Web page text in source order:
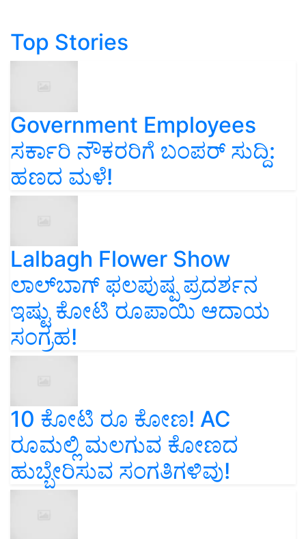
Top Stories
Government Employees
ಸರ್ಕಾರಿ ನೌಕರರಿಗೆ ಬಂಪರ್‌ ಸುದ್ದಿ:
ಹಣದ ಮಳೆ!
Lalbagh Flower Show
ಲಾಲ್‌ಬಾಗ್ ಫಲಪುಷ್ಪ ಪ್ರದರ್ಶನ
ಇಷ್ಟು ಕೋಟಿ ರೂಪಾಯಿ ಆದಾಯ
ಸಂಗ್ರಹ!
10 ಕೋಟಿ ರೂ ಕೋಣ! AC
ರೂಮಲ್ಲಿ ಮಲಗುವ ಕೋಣದ
ಹುಬ್ಬೇರಿಸುವ ಸಂಗತಿಗಳಿವು!